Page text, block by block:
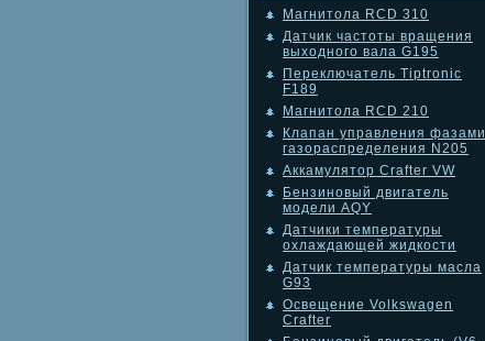
Магнитола RCD 310
Датчик частоты вращения
выходного вала G195
Переключатель Tiptronic
F189
Магнитола RCD 210
Клапан управления фазами
газораспределения N205
Аккамулятор Crafter VW
Бензиновый двигатель
модели AQY
Датчики температуры
охлаждающей жидкости
Датчик температуры масла
G93
Освещение Volkswagen
Crafter